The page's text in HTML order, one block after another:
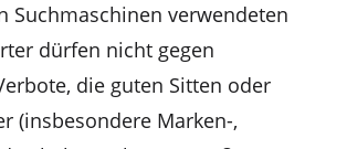
Suchmaschinen verwendeten
dürfen nicht gegen
die guten Sitten oder
(insbesondere Marken-,